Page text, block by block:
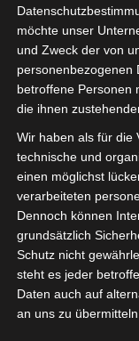
Sie befinden sich
Welt» Afrika»
Ligue 1 Pro:
23. August 2026
möchte unser
und Zweck der von
personenbezogenen
betroffene Personen
die ihnen
Wir haben als für die
technische und
einen möglichst
verarbeiteten
Dennoch können
grundsätzlich
Schutz nicht
steht es jeder
Daten auch auf
an uns zu